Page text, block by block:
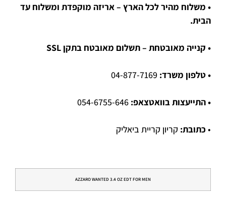
• משלוח מהיר לכל הארץ – אריזה מוקפדת ומשלוח עד
הבית.
• קנייה מאובטחת – תשלום מאובטח בתקן SSL
• טלפון משרד:
• התייעצות בוואטצאפ:
• כתובת: קריון קריית ביאליק
AZZARO WANTED 3.4 OZ EDT FOR MEN